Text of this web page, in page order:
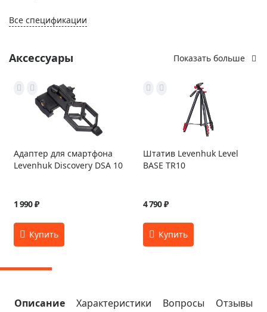
Все спецификации
Аксессуары Показать больше
Адаптер для смартфона
Levenhuk Discovery DSA 10
1 990 ₽
Штатив Levenhuk Level
BASE TR10
4 790 ₽
Описание Характеристики Вопросы Отзывы